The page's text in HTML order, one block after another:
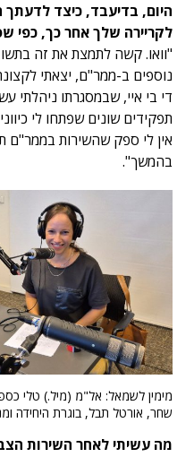
היום, בדיעבד, כיצד
לקריירה שלך אחר כך, כפי
"וואו. קשה לתמצת את זה
נוספים ב-ממר"ם, יצאתי
די בי איי, שבמסגרתו ניהלתי
תפקידים שונים שפתחו לי
אין לי ספק שהשירות בממר"ם
בהמשך".
מימין לשמאל: אל"מ (מיל.) טלי
שחר, אורטל תבל, בוגרת היחידה
מה עשיתי לאחר השירות